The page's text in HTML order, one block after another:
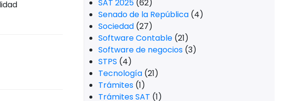
SAT 2025 (62)
Senado de la República (4)
Sociedad (27)
Software Contable (21)
Software de negocios (3)
STPS (4)
Tecnología (21)
Trámites (1)
Trámites SAT (1)